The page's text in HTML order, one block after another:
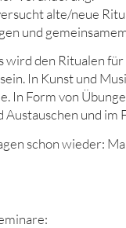
alte/neue
und
wird den Ritualen
In Kunst und
In Form von
Austauschen und im
schon wieder: